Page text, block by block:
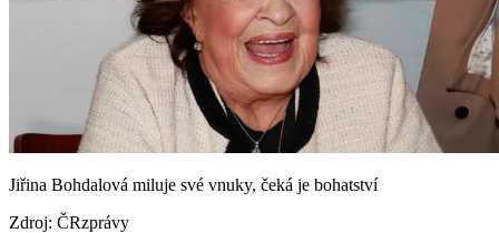
Jiřina Bohdalová miluje své vnuky, čeká je bohatství
Zdroj: ČRzprávy